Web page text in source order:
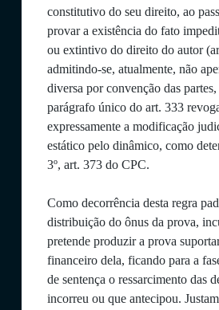
constitutivo do seu direito, ao
provar a existência do fato
ou extintivo do direito do autor
admitindo-se, atualmente, não
diversa por convenção das
parágrafo único do art. 333
expressamente a modificação
estático pelo dinâmico, como
3º, art. 373 do CPC.
Como decorrência desta regra
distribuição do ônus da prova,
pretende produzir a prova
financeiro dela, ficando para a
de sentença o ressarcimento das
incorreu ou que antecipou.